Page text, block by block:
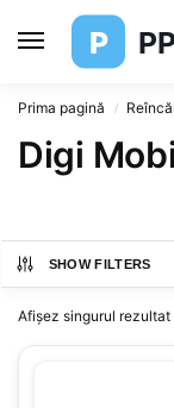
P
Prima pagină /
Digi
SHOW FILTERS
Afișez singurul rezultat